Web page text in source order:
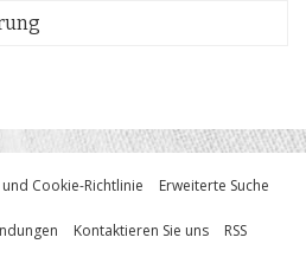
Cookie-Richtlinie Erweiterte Suche
Kontaktieren Sie uns RSS